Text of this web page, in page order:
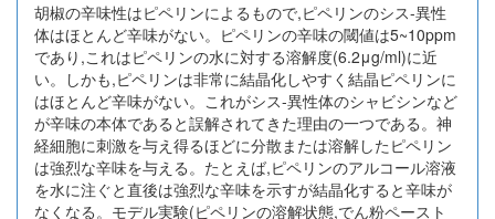
胡椒の辛味性はピペリンによるもので,ピペリンのシス-異性
体はほとんど辛味がない。ピペリンの辛味の閾値は5~10ppm
であり,これはピペリンの水に対する溶解度(6.2μg/ml)に近
い。しかも,ピペリンは非常に結晶化しやすく結晶ピペリンに
はほとんど辛味がない。これがシス-異性体のシャビシンなど
が辛味の本体であると誤解されてきた理由の一つである。神
経細胞に刺激を与え得るほどに分散または溶解したピペリン
は強烈な辛味を与える。たとえば,ピペリンのアルコール溶液
を水に注ぐと直後は強烈な辛味を示すが結晶化すると辛味が
なくなる。モデル実験(ピペリンの溶解状態,でん粉ペースト